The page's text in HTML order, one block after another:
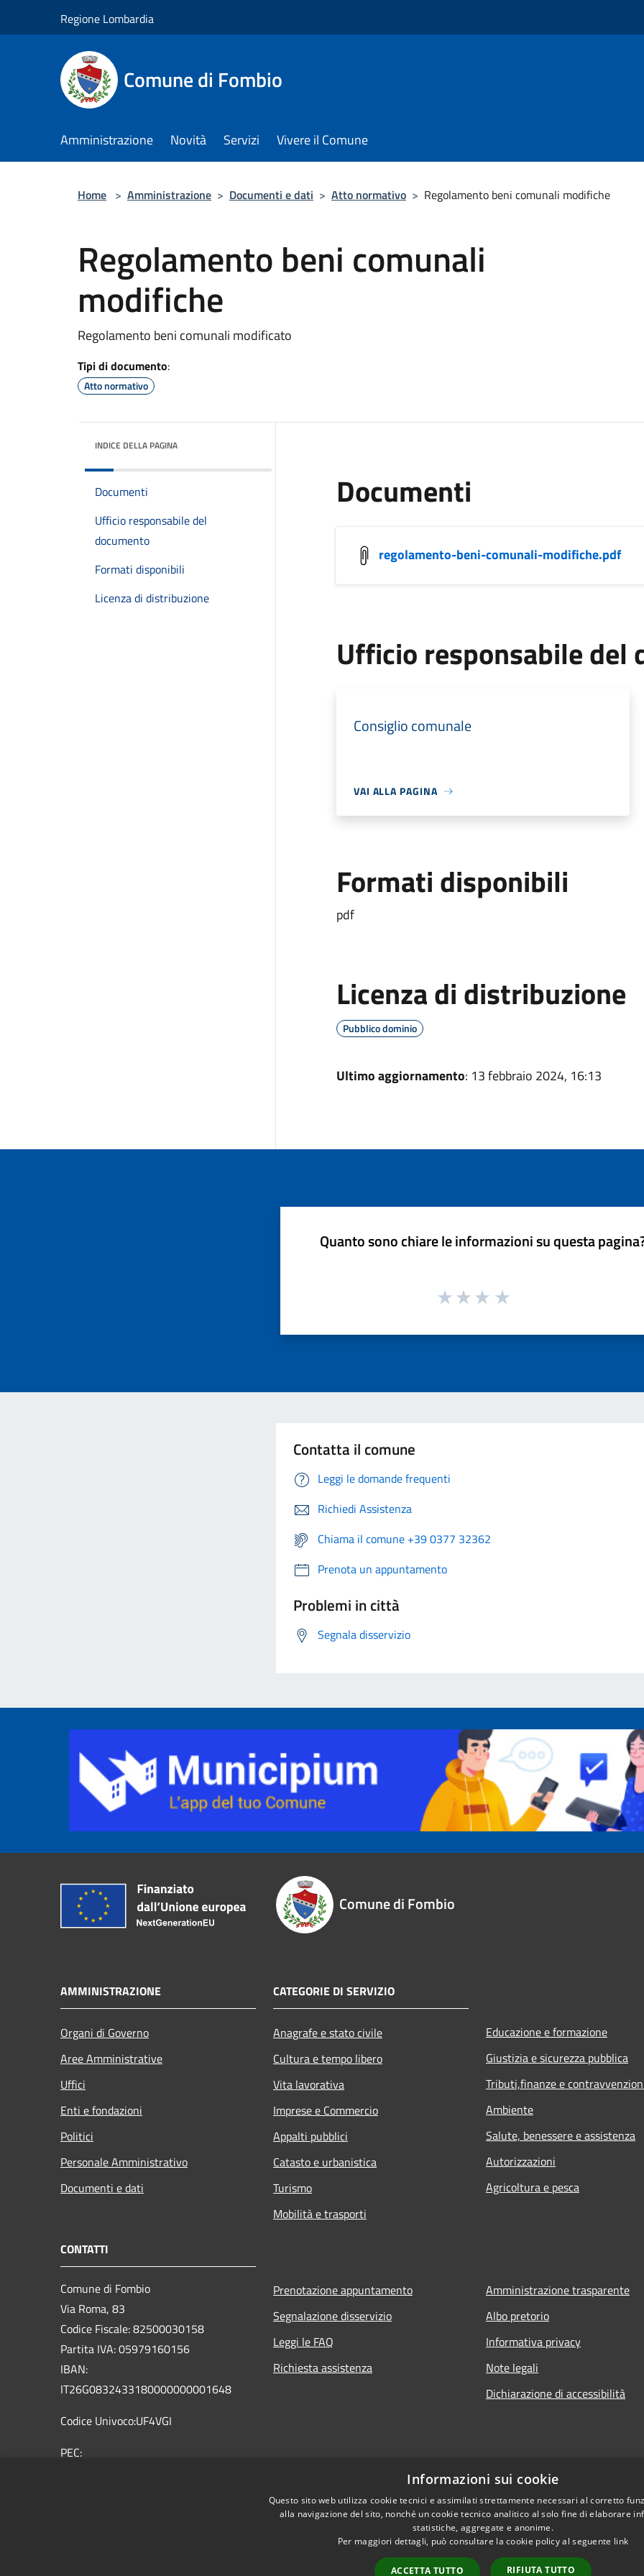
Regione Lombardia
Comune di Fombio
Amministrazione Novità Servizi Vivere il Comune
Home > Amministrazione > Documenti e dati > Atto normativo > Regolamento beni comunali modifiche
Regolamento beni comunali
modifiche
Regolamento beni comunali modificato
Tipi di documento:
Atto normativo
INDICE DELLA PAGINA
Documenti
Ufficio responsabile del
documento
Formati disponibili
Licenza di distribuzione
Documenti
regolamento-beni-comunali-modifiche.pdf
Ufficio responsabile del
Consiglio comunale
VAI ALLA PAGINA
Formati disponibili
pdf
Licenza di distribuzione
Pubblico dominio
Ultimo aggiornamento: 13 febbraio 2024, 16:13
Quanto sono chiare le informazioni su questa
Contatta il comune
Leggi le domande frequenti
Richiedi Assistenza
Chiama il comune +39 0377 32362
Prenota un appuntamento
Problemi in città
Segnala disservizio
Comune di Fombio
AMMINISTRAZIONE
Organi di Governo
Aree Amministrative
Uffici
Enti e fondazioni
Politici
Personale Amministrativo
Documenti e dati
CATEGORIE DI SERVIZIO
Anagrafe e stato civile
Cultura e tempo libero
Vita lavorativa
Imprese e Commercio
Appalti pubblici
Catasto e urbanistica
Turismo
Mobilità e trasporti
Educazione e formazione
Giustizia e sicurezza pubblica
Tributi,finanze e
Ambiente
Salute, benessere e assistenza
Autorizzazioni
Agricoltura e pesca
CONTATTI
Comune di Fombio
Via Roma, 83
Codice Fiscale: 82500030158
Partita IVA: 05979160156
IBAN:
IT26G0832433180000000001648
Codice Univoco:UF4VGI
PEC:
Prenotazione appuntamento
Segnalazione disservizio
Leggi le FAQ
Richiesta assistenza
Amministrazione trasparente
Albo pretorio
Informativa privacy
Note legali
Dichiarazione di accessibilità
Informazioni sui cookie
Questo sito web utilizza cookie tecnici e assimilati strettamente necessari al corretto
alla navigazione del sito, nonché un cookie tecnico analitico al solo fine di elaborare
statistiche, aggregate e anonime.
Per maggiori dettagli, può consultare la cookie policy al seguente link
ACCETTA TUTTO RIFIUTA TUTTO